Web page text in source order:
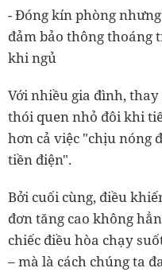
- Đóng kín phòng
đảm bảo thông thoáng
khi ngủ
Với nhiều gia đình,
thói quen nhỏ đôi khi
hơn cả việc "chịu nóng
tiền điện".
Bởi cuối cùng, điều
đơn tăng cao không
chiếc điều hòa chạy
– mà là cách chúng ta